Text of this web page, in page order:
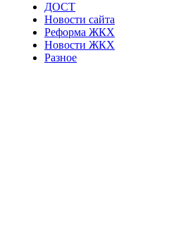
ДОСТ
Новости сайта
Реформа ЖКХ
Новости ЖКХ
Разное